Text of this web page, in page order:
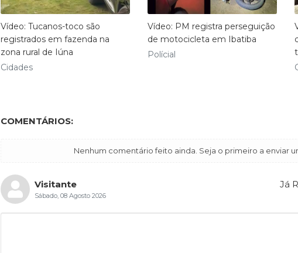
Vídeo: Tucanos-toco são
registrados em fazenda na
zona rural de Iúna
Cidades
Vídeo: PM registra perseguição
de motocicleta em Ibatiba
Polícial
COMENTÁRIOS:
Nenhum comentário feito ainda. Seja o primeiro a enviar
Já
Visitante
Sábado, 08 Agosto 2026